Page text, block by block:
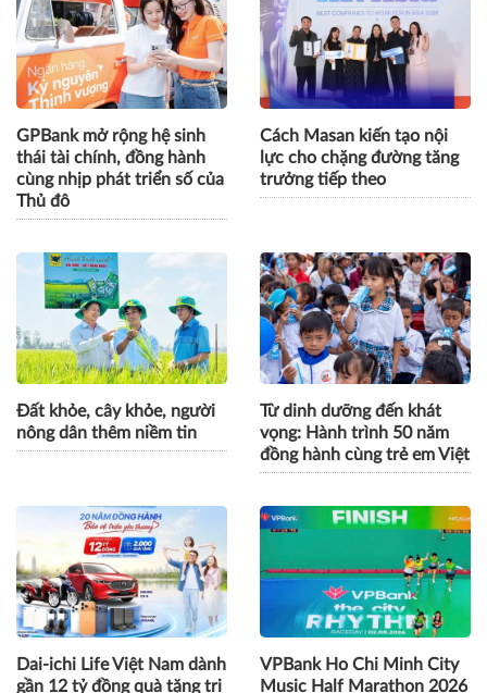
GPBank mở rộng hệ sinh
thái tài chính, đồng hành
cùng nhịp phát triển số của
Thủ đô
Cách Masan kiến tạo nội
lực cho chặng đường tăng
trưởng tiếp theo
Đất khỏe, cây khỏe, người
nông dân thêm niềm tin
Từ dinh dưỡng đến khát
vọng: Hành trình 50 năm
đồng hành cùng trẻ em Việt
Dai-ichi Life Việt Nam dành
gần 12 tỷ đồng quà tặng tri
VPBank Ho Chi Minh City
Music Half Marathon 2026